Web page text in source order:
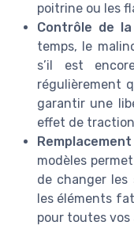
poitrine ou les
Contrôle de
temps, le
s’il est
régulièrement
garantir une
effet de
modèles
de changer les
les éléments
pour toutes